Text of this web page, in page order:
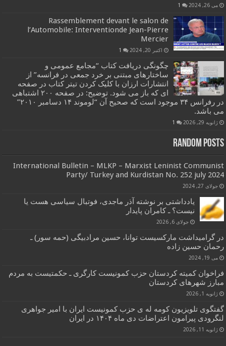
می 26, 2024 1
Rassemblement devant le salon de
l’Automobile: Interventionde Jean-Pierre
Mercier
اکتبر 20, 2024 1
چگونگی دریافت کتاب “مجامع عمومی و
ساختارهای مبتنی بر خرد جمعی در فرانسه” از
انتشارات ارزان با کلیک کردن تیتر کتاب در صفحه
ای که باز می شود. توضیح: در صفحه ۲۰۰ اشتباهی
در رفرانس ۳۴ موجود است که صحیح آن “لوموند ۱۴ دسامبر ۲۰۱۰”
می باشد.
ژانویه 29, 2026 1
Random Posts
International Bulletin – MLKP – Marxist Leninist Communist
Party/ Turkey and Kurdistan No. 252 july 2024
جولای 27, 2024
یادداشتی بر نوشته آذر ماجدی، فوتبال سیاسی هست یا
نیست؟ ـ کامران پایدار
جولای 6, 2026
در گرامیداشت مارکسیست توانا، حسین مرادبیگی (حمه سور) ـ
رحمان حسین زاده
می 19, 2024
فراخوان کمیته کردستان حزب کمونیست کارگری ـ حکمتیست به مردم
مبارز شهرهای کردستان
ژانویه 1, 2026
گفتگوی تلویزیون کومه له ی حزب کمونیست ایران با امیر جواهری
لنگرودی پیرامون اعتراضات دی ماه ۱۴۰۴ در ایران
ژانویه 11, 2026